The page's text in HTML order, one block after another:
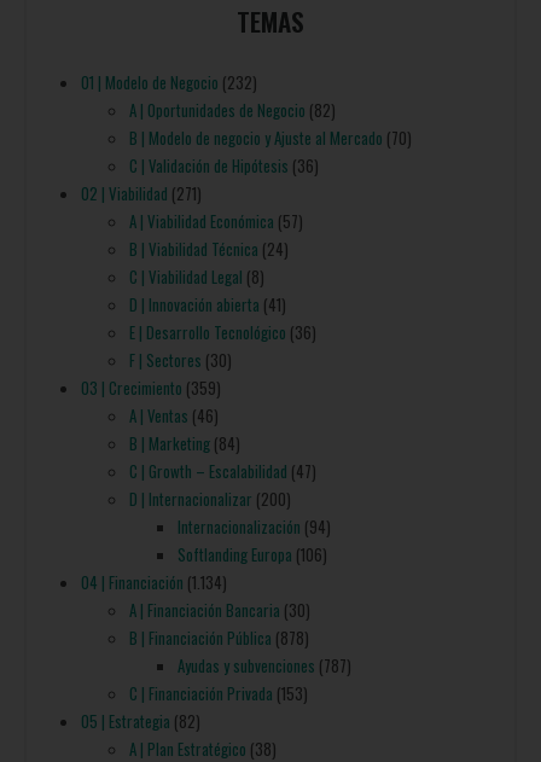
TEMAS
01 | Modelo de Negocio (232)
A | Oportunidades de Negocio (82)
B | Modelo de negocio y Ajuste al Mercado (70)
C | Validación de Hipótesis (36)
02 | Viabilidad (271)
A | Viabilidad Económica (57)
B | Viabilidad Técnica (24)
C | Viabilidad Legal (8)
D | Innovación abierta (41)
E | Desarrollo Tecnológico (36)
F | Sectores (30)
03 | Crecimiento (359)
A | Ventas (46)
B | Marketing(84)
C | Growth – Escalabilidad (47)
D | Internacionalizar (200)
Internacionalización (94)
Softlanding Europa (106)
04 | Financiación (1.134)
A | Financiación Bancaria (30)
B | Financiación Pública (878)
Ayudas y subvenciones (787)
C | Financiación Privada (153)
05 | Estrategia (82)
A | Plan Estratégico (38)